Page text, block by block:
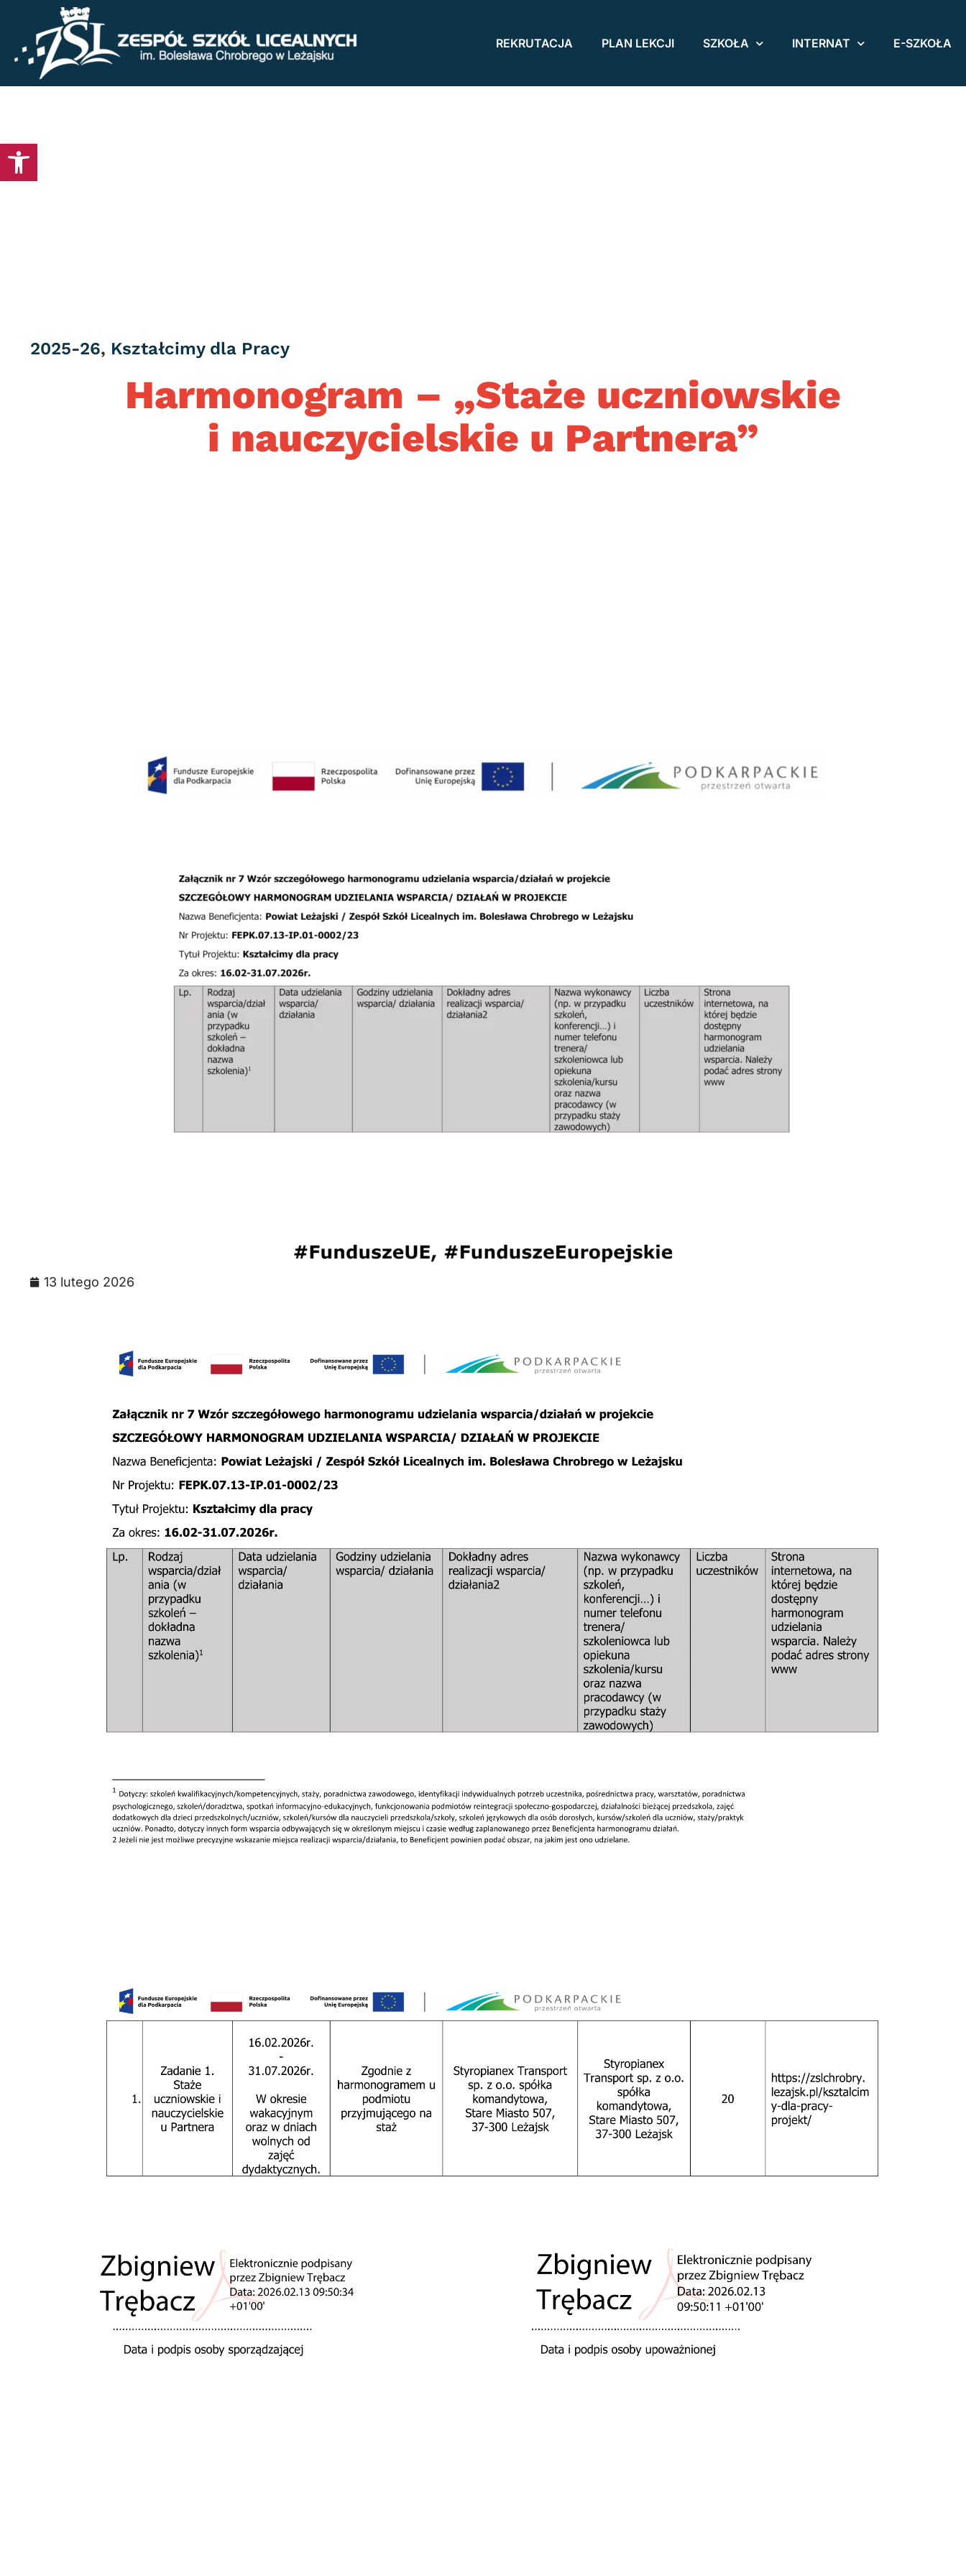
Otwórz pasek narzędzi
REKRUTACJA PLAN LEKCJI SZKOŁA INTERNAT E-SZKOŁA
Harmonogram – „Staże uczniowskie
i nauczycielskie u Partnera”
Category
2025-26, Kształcimy dla Pracy
13 lutego 2026